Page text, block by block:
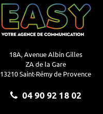
18A, Avenue Albin Gilles
ZA de la Gare
13210 Saint-Rémy de Provence
04 90 92 18 02